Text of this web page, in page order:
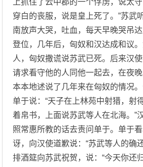
上抓住了云中郡的一个俘虏，说太
穿白的丧服，说是皇上死了。”苏武
南放声大哭，吐血，每天早晚哭吊
登位，几年后，匈奴和汉达成和议
人，匈奴撒谎说苏武已死。后来汉
请求看守他的人同他一起去，在夜
本本地述说了几年来在匈奴的情况
单于说：“天子在上林苑中射猎，射
着帛书，上面说苏武等人在北海。”
照常惠所教的话去责问单于。单于
讶，向汉使道歉说：“苏武等人的确
排酒筵向苏武祝贺，说：“今天你还